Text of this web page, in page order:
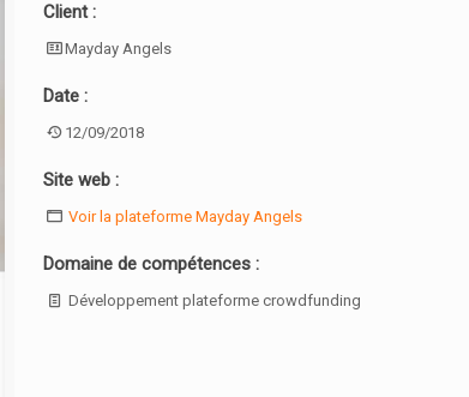
Client :
Mayday Angels
Date :
12/09/2018
Site web :
Voir la plateforme Mayday Angels
Domaine de compétences :
Développement plateforme crowdfunding